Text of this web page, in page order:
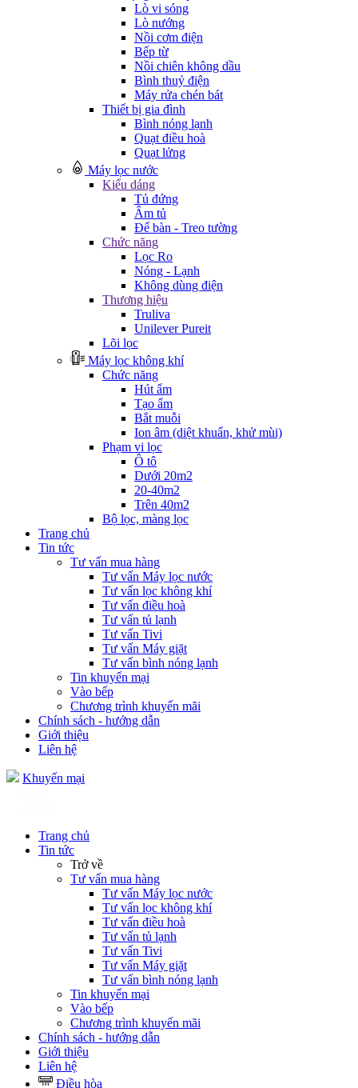
Lò vi sóng
Lò nướng
Nồi cơm điện
Bếp từ
Nồi chiên không dầu
Bình thuỷ điện
Máy rửa chén bát
Thiết bị gia đình
Bình nóng lạnh
Quạt điều hoà
Quạt lửng
Máy lọc nước
Kiểu dáng
Tủ đứng
Âm tủ
Để bàn - Treo tường
Chức năng
Lọc Ro
Nóng - Lạnh
Không dùng điện
Thương hiệu
Truliva
Unilever Pureit
Lõi lọc
Máy lọc không khí
Chức năng
Hút ẩm
Tạo ẩm
Bắt muỗi
Ion âm (diệt khuẩn, khử mùi)
Phạm vi lọc
Ô tô
Dưới 20m2
20-40m2
Trên 40m2
Bộ lọc, màng lọc
Trang chủ
Tin tức
Tư vấn mua hàng
Tư vấn Máy lọc nước
Tư vấn lọc không khí
Tư vấn điều hoà
Tư vấn tủ lạnh
Tư vấn Tivi
Tư vấn Máy giặt
Tư vấn bình nóng lạnh
Tin khuyến mại
Vào bếp
Chương trình khuyến mãi
Chính sách - hướng dẫn
Giới thiệu
Liên hệ
Khuyến mại
Trang chủ
Tin tức
Trở về
Tư vấn mua hàng
Tư vấn Máy lọc nước
Tư vấn lọc không khí
Tư vấn điều hoà
Tư vấn tủ lạnh
Tư vấn Tivi
Tư vấn Máy giặt
Tư vấn bình nóng lạnh
Tin khuyến mại
Vào bếp
Chương trình khuyến mãi
Chính sách - hướng dẫn
Giới thiệu
Liên hệ
Điều hòa